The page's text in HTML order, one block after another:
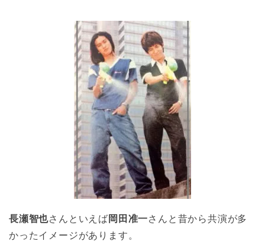
長瀬智也さんといえば 岡田准一さんと昔から共演が多
かったイメージがあります。